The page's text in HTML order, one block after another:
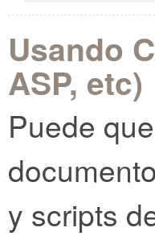
Usando
ASP, etc)
Puede
y scripts